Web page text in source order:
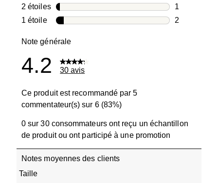
2 avis avec
2 étoilesétoiles
1
1 avis avec
1 étoileétoiles
2
Note générale
4.2 30 avis
Ce produit est recommandé par 5
commentateur(s) sur 6 (83%)
0 sur 30 consommateurs ont reçu un échantillon
de produit ou ont participé à une promotion
Notes moyennes des clients
Taille